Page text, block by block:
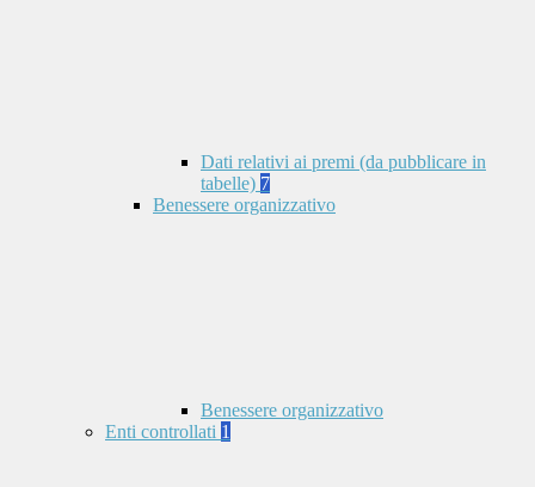
Dati relativi ai premi (da pubblicare in
tabelle) 7
Benessere organizzativo
Benessere organizzativo
Enti controllati 1